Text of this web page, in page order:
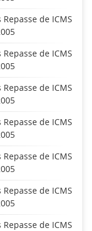
de ICMS
de ICMS
de ICMS
de ICMS
de ICMS
de ICMS
de ICMS